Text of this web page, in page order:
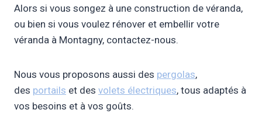
Alors si vous songez à une construction de véranda,
ou bien si vous voulez rénover et embellir votre
véranda à Montagny, contactez-nous.
Nous vous proposons aussi des pergolas,
des portails et des volets électriques, tous adaptés à
vos besoins et à vos goûts.